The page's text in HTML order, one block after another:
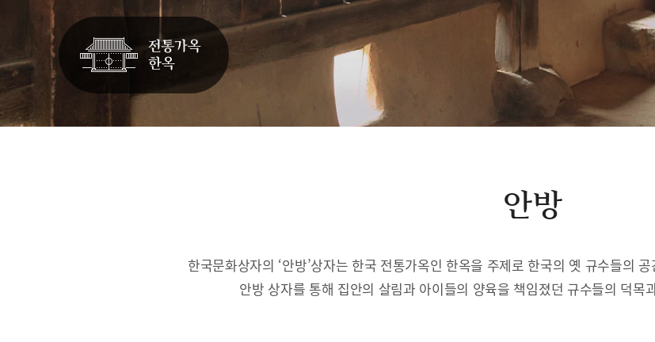
안방
한국문화상자의 ‘안방’상자는 한국 전통가옥인 한옥을 주제로 한국의 옛 규수들의
안방 상자를 통해 집안의 살림과 아이들의 양육을 책임졌던 규수들의 덕목